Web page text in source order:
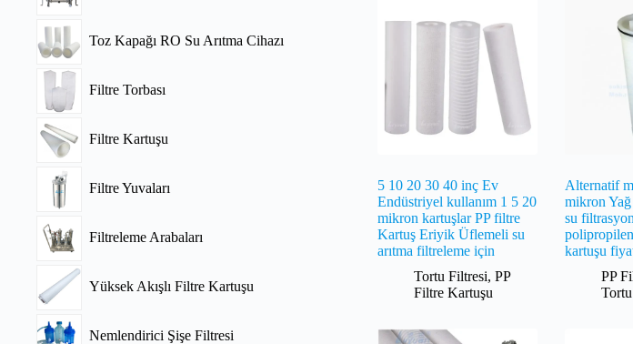
5 10 20 30 40 inç Ev
Endüstriyel kullanım 1 5 20
mikron kartuşlar PP filtre
Kartuş Eriyik Üflemeli su
arıtma filtreleme için
Tortu Filtresi, PP
Filtre Kartuşu
Alternatif
mikron
su
kartuşu
PP
Toz Kapağı RO Su Arıtma Cihazı
Filtre Torbası
Filtre Kartuşu
Filtre Yuvaları
Filtreleme Arabaları
Yüksek Akışlı Filtre Kartuşu
Nemlendirici Şişe Filtresi